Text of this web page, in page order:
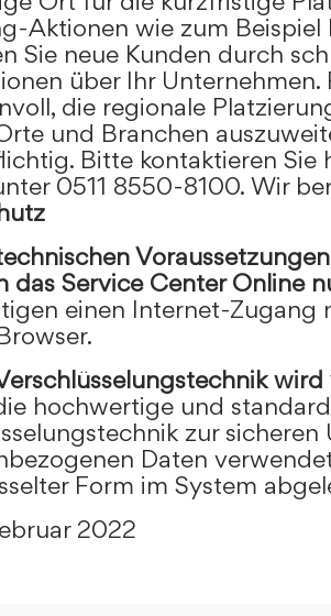
Aktionen wie zum Beispiel
Sie neue Kunden durch
über Ihr Unternehmen.
die regionale
und Branchen
Bitte kontaktieren Sie
0511 8550-8100. Wir
das Service Center Online
einen Internet-Zugang
hochwertige und
zur
Daten
Form im System
2022